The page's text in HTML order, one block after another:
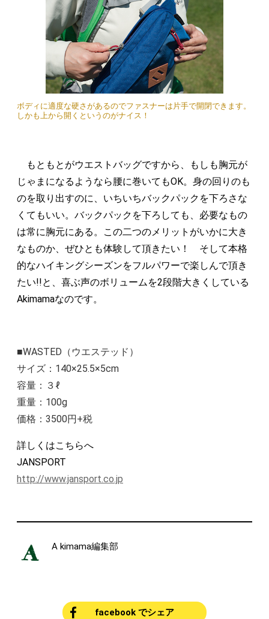
ボディに適度な硬さがあるのでファスナーは片手で開閉できます。
しかも上から開くというのがナイス！
もともとがウエストバッグですから、もしも胸元が
じゃまになるようなら腰に巻いてもOK。身の回りのも
のを取り出すのに、いちいちバックパックを下ろさな
くてもいい。バックパックを下ろしても、必要なもの
は常に胸元にある。この二つのメリットがいかに大き
なものか、ぜひとも体験して頂きたい！ そして本格
的なハイキングシーズンをフルパワーで楽しんで頂き
たい!!と、喜ぶ声のボリュームを2段階大きくしている
Akimamaなのです。
■WASTED（ウエステッド）
サイズ：140×25.5×5cm
容量：３ℓ
重量：100g
価格：3500円+税
詳しくはこちらへ
JANSPORT
http://www.jansport.co.jp
A kimama編集部
facebook でシェア